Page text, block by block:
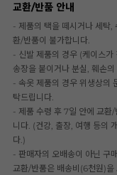
교환/반품 안내
- 제품의 택을 떼시거나 세탁,
환/반품이 불가합니다.
- 신발 제품의 경우 (케이스가
송장을 붙이거나 분실, 훼손
- 속옷 제품의 경우 위생상의
탁드립니다.
- 제품 수령 후 7일 안에 교환
니다. (건강, 출장, 여행 등의
다.)
- 판매자의 오배송이 아닌 구
교환/반품은 배송비(6천원)